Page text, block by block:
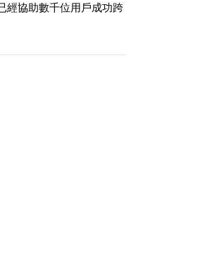
經協助數千位用戶成功跨